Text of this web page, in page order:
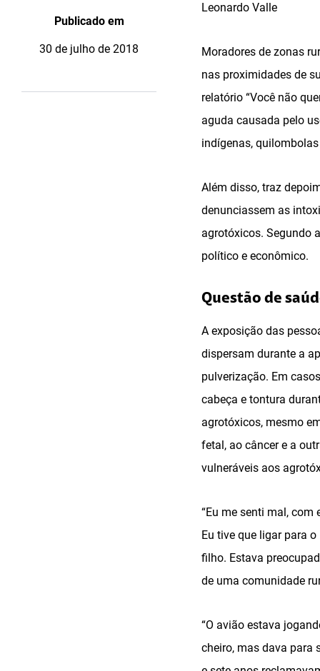
Publicado em
30 de julho de 2018
Leonardo Valle
Moradores de zonas
nas proximidades de
relatório “Você não
aguda causada pelo
indígenas,
Além disso, traz
denunciassem as
agrotóxicos. Segundo
político e econômico.
Questão de
A exposição das
dispersam durante a
pulverização. Em
cabeça e tontura
agrotóxicos, mesmo
fetal, ao câncer e a
vulneráveis aos
“Eu me senti mal, com
Eu tive que ligar para
filho. Estava
de uma comunidade
“O avião estava
cheiro, mas dava para